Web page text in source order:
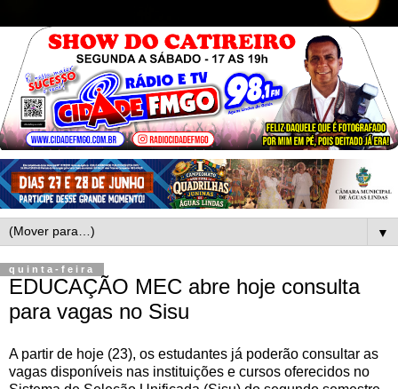
▼
quinta-feira
EDUCAÇÃO MEC abre hoje consulta
para vagas no Sisu
A partir de hoje (23), os estudantes já poderão consultar as
vagas disponíveis nas instituições e cursos oferecidos no